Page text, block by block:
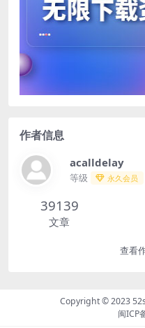
作者信息
acalldelay
等级 永久会员
39139
文章
查看
Copyright © 2023
闽ICP